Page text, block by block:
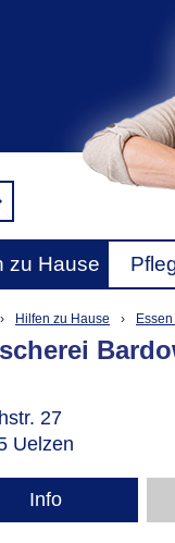
zu Hause
› Hilfen zu Hause ›
27
Uelzen
Info